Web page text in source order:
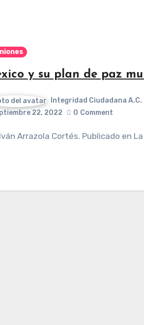
y su plan de paz
Integridad Ciudadana A.C.
22, 2022
0 Comment
Iván Arrazola Cortés. Publicado en